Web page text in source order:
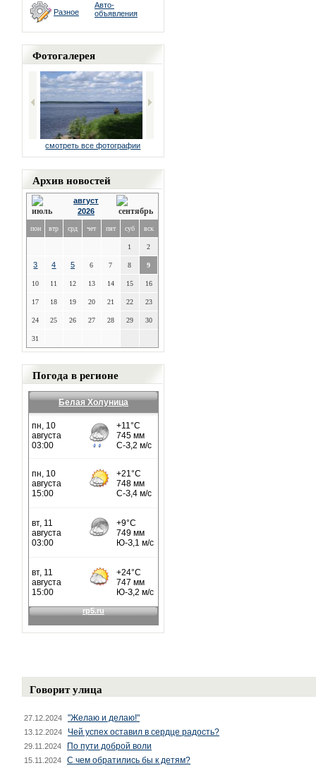
Разное
Авто-
объявления
Фотогалерея
смотреть все фотографии
Архив новостей
август
2026
пон втр срд чет пят суб вск
1 2
3 4 5 6 7 8 9
10 11 12 13 14 15 16
17 18 19 20 21 22 23
24 25 26 27 28 29 30
31
Погода в регионе
Белая Холуница
Говорит улица
27.12.2024 "Желаю и делаю!"
13.12.2024 Чей успех оставил в сердце радость?
29.11.2024 По пути доброй воли
15.11.2024 С чем обратились бы к детям?